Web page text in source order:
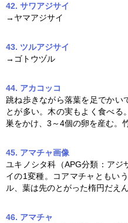
42. サワアジサイ
→ヤマアジサイ
43. ツルアジサイ
→ゴトウヅル
44. アカコッコ
跳ね歩きながら落葉を足でかい
とが多い。木の実もよく食べる
巣をかけ、3～4個の卵を産む。
45. アマチャ画像
ユキノシタ科（APG分類： アジ
イの1変種。コアマチャともい
ル、葉は先のとがった楕円だえ
46. アマチャ